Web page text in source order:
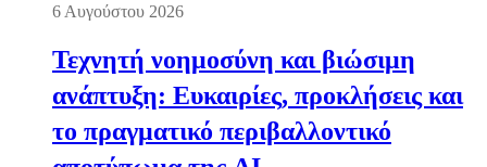
6 Αυγούστου 2026
Τεχνητή νοημοσύνη και βιώσιμη
ανάπτυξη: Ευκαιρίες, προκλήσεις και
το πραγματικό περιβαλλοντικό